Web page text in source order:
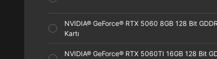
NVIDIA® GeForce® RTX 5060 8GB 128 Bit
Kartı
NVIDIA® GeForce® RTX 5060TI 16GB 128 Bit